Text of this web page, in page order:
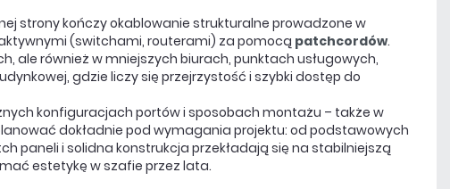
strony kończy okablowanie strukturalne prowadzone w
(switchami, routerami) za pomocą patchcordów.
ale również w mniejszych biurach, punktach usługowych,
gdzie liczy się przejrzystość i szybki dostęp do
konfiguracjach portów i sposobach montażu – także w
dokładnie pod wymagania projektu: od podstawowych
paneli i solidna konstrukcja przekładają się na stabilniejszą
estetykę w szafie przez lata.